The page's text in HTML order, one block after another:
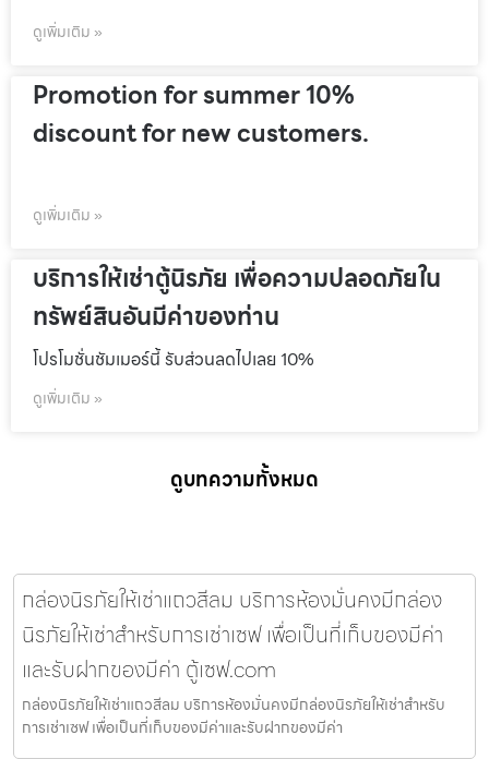
ดูเพิ่มเติม »
Promotion for summer 10%
discount for new customers.
ดูเพิ่มเติม »
บริการให้เช่าตู้นิรภัย เพื่อความปลอดภัยใน
ทรัพย์สินอันมีค่าของท่าน
โปรโมชั่นชัมเมอร์นี้ รับส่วนลดไปเลย 10%
ดูเพิ่มเติม »
ดูบทความทั้งหมด
กล่องนิรภัยให้เช่าแถวสีลม บริการห้องมั่นคงมีกล่อง
นิรภัยให้เช่าสำหรับการเช่าเซฟ เพื่อเป็นที่เก็บของมีค่า
และรับฝากของมีค่า ตู้เซฟ.com
กล่องนิรภัยให้เช่าแถวสีลม บริการห้องมั่นคงมีกล่องนิรภัยให้เช่าสำหรับ
การเช่าเซฟ เพื่อเป็นที่เก็บของมีค่าและรับฝากของมีค่า